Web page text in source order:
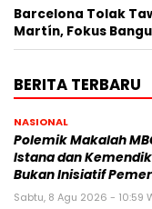
Barcelona Tolak
Martín, Fokus
BERITA TERBARU
NASIONAL
Polemik Makalah
Istana dan
Bukan Inisiatif
Sabtu, 8 Agu 2026 - 10:59